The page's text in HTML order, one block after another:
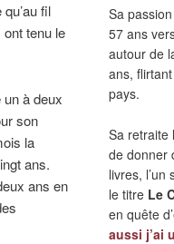
fil
tenu le
à deux
son
la
ans.
ans en
Sa
57 ans
autour de
ans,
pays.
Sa retraite
de donner
livres,
le titre Le
en quête
aussi j’ai